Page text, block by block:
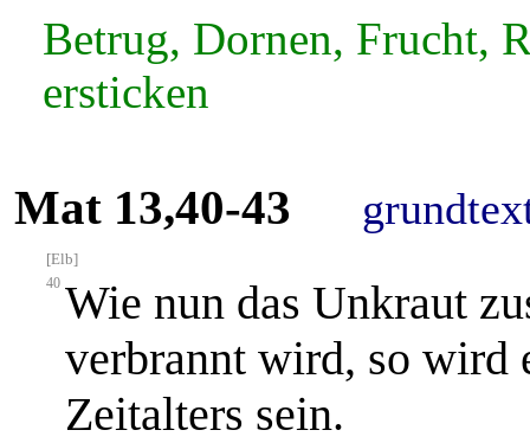
Betrug, Dornen, Frucht,
ersticken
Mat 13,40-43
[Elb]
40 Wie nun das Unkraut
verbrannt wird, so wird
Zeitalters sein.